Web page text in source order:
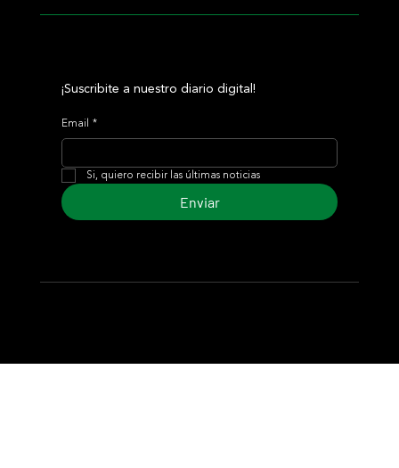
¡Suscribite a nuestro diario digital!
Email *
Si, quiero recibir las últimas noticias
Enviar